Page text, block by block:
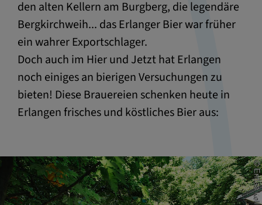
den alten Kellern am Burgberg, die legendäre
Bergkirchweih... das Erlanger Bier war früher
ein wahrer Exportschlager.
Doch auch im Hier und Jetzt hat Erlangen
noch einiges an bierigen Versuchungen zu
bieten! Diese Brauereien schenken heute in
Erlangen frisches und köstliches Bier aus: